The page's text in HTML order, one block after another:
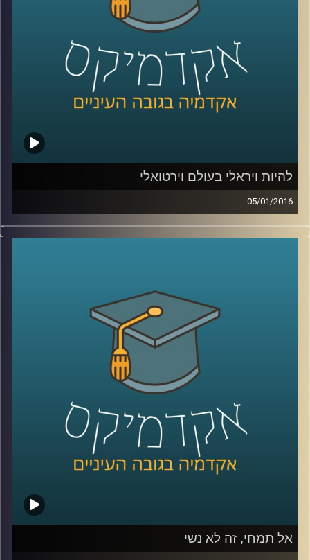
להתמודד עם הטרור וניסיון ההשתלטות של
האיסלאם הקיצוני. פרופסור אסף מוגדם מספר
קצת על ההיסטוריה של הטרור ומעורבותו של
הטרור במלחמות אזרחים והתקוממויות.
קרדיט תמונות:AudioVersity
להיות ויראלי בעולם וירטואלי
05/01/2016
יש לכם את זה מגיל צעיר, אתם מנהלים יופי של
הדיגיטלי לא היה שם כשהתחלתם את הדרך.
עסקים צריכים ללמוד כיצד להיות דיגטליים,
לשחק את המשחק העסקי והרווחי גם בשוק
הוירטואלי. לא די בפתיחת חשבון פייסבוק או
טוויטר ובניית אתר. דוקטור אמיר עציוני על
אסטרטגיות וירטואליות, הצלחות וכישלונות
קרדיט תמונות:AudioVersity
אל תמחי, זה לא נשי